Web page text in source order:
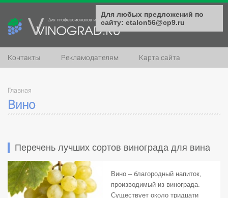
Контакты Рекламодателям Карта сайта
Главная
Вино
Перечень лучших сортов винограда для вина
Вино – благородный напиток,
производимый из винограда.
Существует около тридцати
Для любых предложений по
сайту: etalon56@cp9.ru